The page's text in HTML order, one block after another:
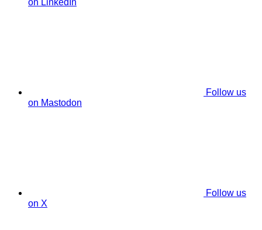
on LinkedIn
Follow us
on Mastodon
Follow us
on X